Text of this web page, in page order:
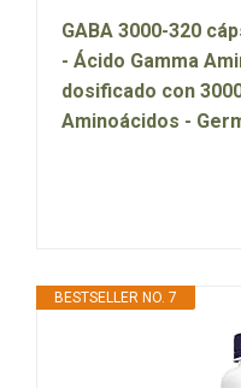
GABA 3000-320
- Ácido Gamma
dosificado con
Aminoácidos -
BESTSELLER NO. 7